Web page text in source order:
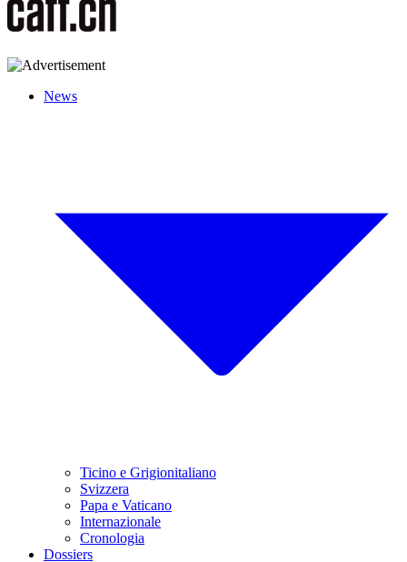
News
Ticino e Grigionitaliano
Svizzera
Papa e Vaticano
Internazionale
Cronologia
Dossiers